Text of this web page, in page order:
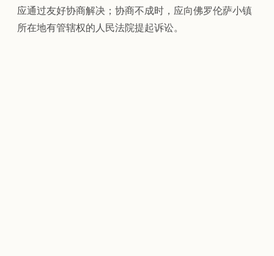
应通过友好协商解决；协商不成时，应向佛罗伦萨小镇
所在地有管辖权的人民法院提起诉讼。